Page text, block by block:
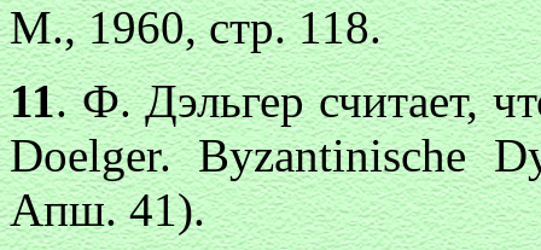
М., 1960, стр. 118.
11. Ф. Дэльгер считает,
Doelger. Byzantinische
Апш. 41).